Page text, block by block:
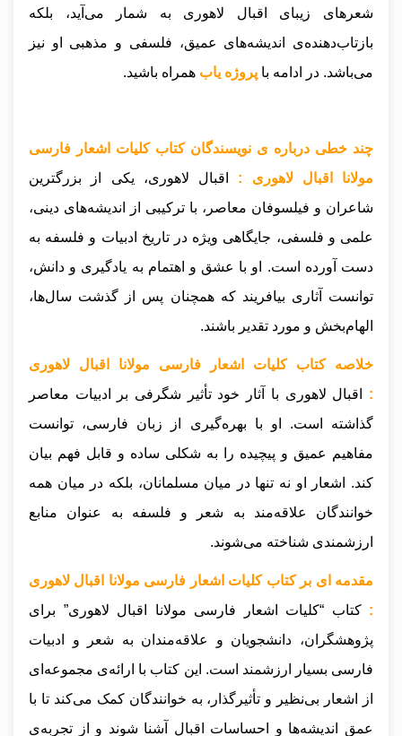
شعرهای زیبای اقبال لاهوری به شمار می‌آید، بلکه
بازتاب‌دهنده‌ی اندیشه‌های عمیق، فلسفی و مذهبی او نیز
می‌باشد. در ادامه با پروژه یاب همراه باشید.
چند خطی درباره ی نویسندگان کتاب کلیات اشعار فارسی
مولانا اقبال لاهوری : اقبال لاهوری، یکی از بزرگترین
شاعران و فیلسوفان معاصر، با ترکیبی از اندیشه‌های دینی،
علمی و فلسفی، جایگاهی ویژه در تاریخ ادبیات و فلسفه به
دست آورده است. او با عشق و اهتمام به یادگیری و دانش،
توانست آثاری بیافریند که همچنان پس از گذشت سال‌ها،
الهام‌بخش و مورد تقدیر باشند.
خلاصه کتاب کلیات اشعار فارسی مولانا اقبال لاهوری
: اقبال لاهوری با آثار خود تأثیر شگرفی بر ادبیات معاصر
گذاشته است. او با بهره‌گیری از زبان فارسی، توانست
مفاهیم عمیق و پیچیده را به شکلی ساده و قابل فهم بیان
کند. اشعار او نه تنها در میان مسلمانان، بلکه در میان همه
خوانندگان علاقه‌مند به شعر و فلسفه به عنوان منابع
ارزشمندی شناخته می‌شوند.
مقدمه ای بر کتاب کلیات اشعار فارسی مولانا اقبال لاهوری
: کتاب “کلیات اشعار فارسی مولانا اقبال لاهوری” برای
پژوهشگران، دانشجویان و علاقه‌مندان به شعر و ادبیات
فارسی بسیار ارزشمند است. این کتاب با ارائه‌ی مجموعه‌ای
از اشعار بی‌نظیر و تأثیرگذار، به خوانندگان کمک می‌کند تا با
عمق اندیشه‌ها و احساسات اقبال آشنا شوند و از تجربه‌ی